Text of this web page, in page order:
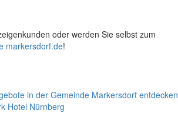
oder werden Sie selbst zum
markersdorf.de!
Hotel Nürnberg